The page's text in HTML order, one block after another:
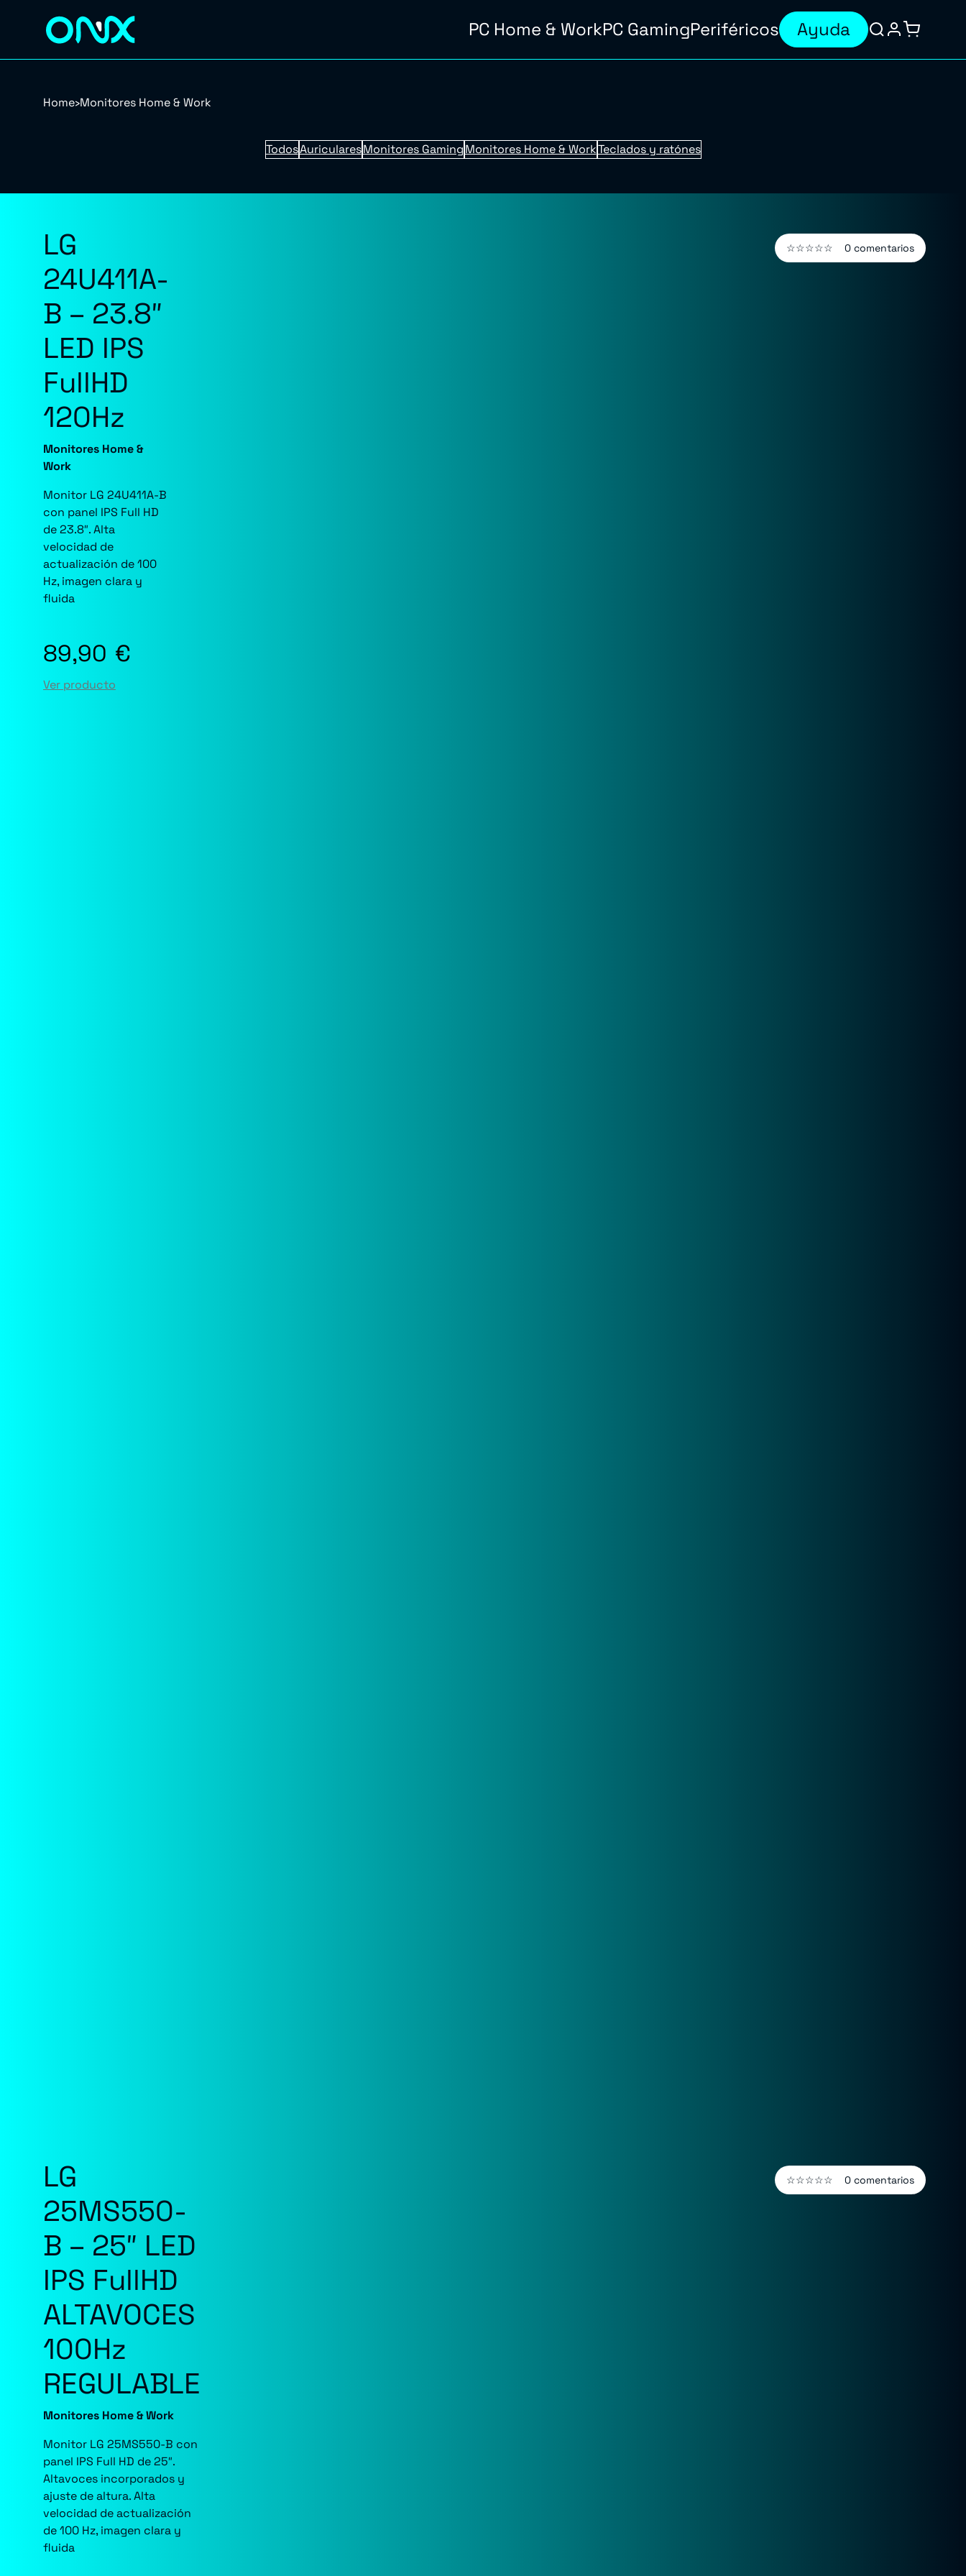
PC Home & WorkPC GamingPeriféricos Ayuda
Home›Monitores Home & Work
TodosAuricularesMonitores GamingMonitores Home & WorkTeclados y ratónes
LG
24U411A-
B – 23.8″
LED IPS
FullHD
120Hz
Monitores Home &
Work
Monitor LG 24U411A-B
con panel IPS Full HD
de 23.8″. Alta
velocidad de
actualización de 100
Hz, imagen clara y
fluida
89,90 €
Ver producto
☆☆☆☆☆ 0 comentarios
LG
25MS550-
B – 25″ LED
IPS FullHD
ALTAVOCES
100Hz
REGULABLE
Monitores Home & Work
Monitor LG 25MS550-B con
panel IPS Full HD de 25″.
Altavoces incorporados y
ajuste de altura. Alta
velocidad de actualización
de 100 Hz, imagen clara y
fluida
☆☆☆☆☆ 0 comentarios